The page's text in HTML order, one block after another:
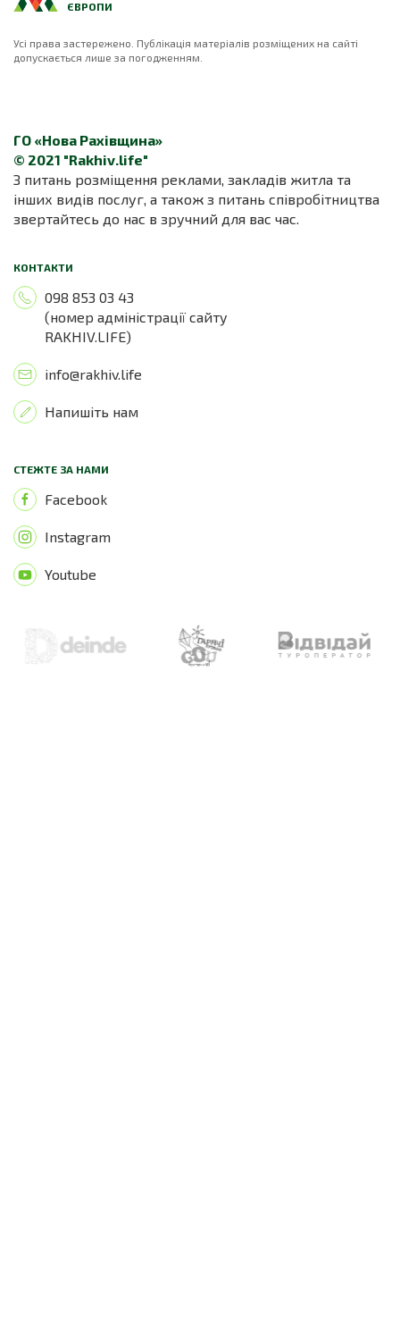
ЄВРОПИ
Усі права застережено. Публікація матеріалів розміщених на сайті
допускається лише за погодженням.
ГО «Нова Рахівщина»
© 2021 "Rakhiv.life"
З питань розміщення реклами, закладів житла та
інших видів послуг, а також з питань співробітництва
звертайтесь до нас в зручний для вас час.
КОНТАКТИ
098 853 03 43
(номер адміністрації сайту
RAKHIV.LIFE)
info@rakhiv.life
Напишіть нам
СТЕЖТЕ ЗА НАМИ
Facebook
Instagram
Youtube